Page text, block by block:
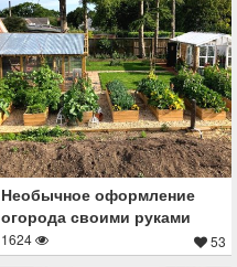
Необычное оформление
огорода своими руками
1624 53